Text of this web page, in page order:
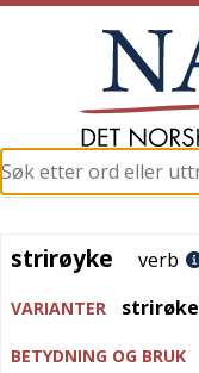
strirøyke
strirøyke verb
VARIANTER strirøke
BETYDNING OG BRUK